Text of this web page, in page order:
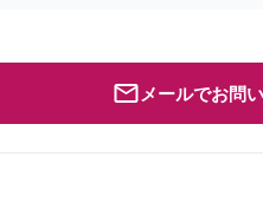
メールでお問